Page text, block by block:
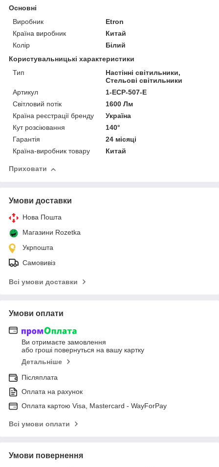
Основні
Виробник
Etron
Країна виробник
Китай
Колір
Білий
Користувальницькі характеристики
Тип
Настінні світильники,
Стельові світильники
Артикул
1-ЕСР-507-E
Світловий потік
1600 Лм
Країна реєстрації бренду
Україна
Кут розсіювання
140°
Гарантія
24 місяці
Країна-виробник товару
Китай
Приховати
Умови доставки
Нова Пошта
Магазини Rozetka
Укрпошта
Самовивіз
Всі умови доставки
Умови оплати
Ви отримаєте замовлення
або гроші повернуться на вашу картку
Детальніше
Післяплата
Оплата на рахунок
Оплата картою Visa, Mastercard - WayForPay
Всі умови оплати
Умови повернення